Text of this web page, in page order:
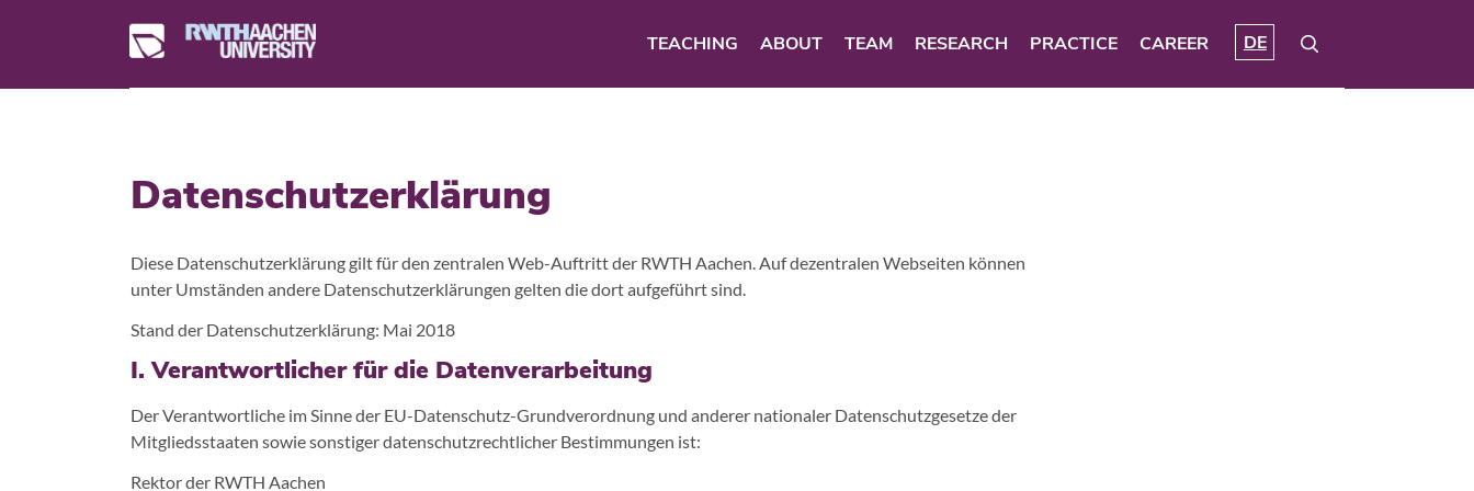
DE
TEACHING ABOUT TEAM RESEARCH PRACTICE CAREER
Datenschutzerklärung
Diese Datenschutzerklärung gilt für den zentralen Web-Auftritt der RWTH Aachen. Auf dezentralen Webseiten können
unter Umständen andere Datenschutzerklärungen gelten die dort aufgeführt sind.
Stand der Datenschutzerklärung: Mai 2018
I. Verantwortlicher für die Datenverarbeitung
Der Verantwortliche im Sinne der EU-Datenschutz-Grundverordnung und anderer nationaler Datenschutzgesetze der
Mitgliedsstaaten sowie sonstiger datenschutzrechtlicher Bestimmungen ist:
Rektor der RWTH Aachen